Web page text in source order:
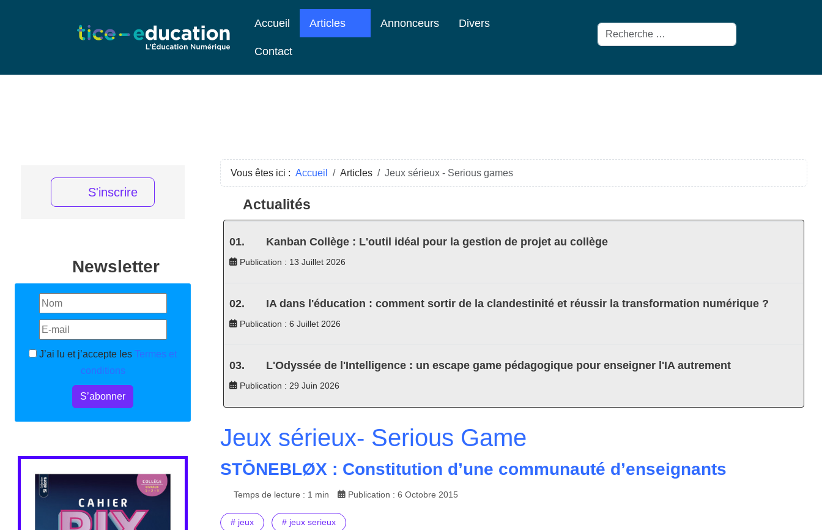
Accueil Articles Annonceurs Divers
Contact
Rechercher
S'inscrire
Newsletter
J’ai lu et j’accepte les Termes et
conditions
S’abonner
Vous êtes ici : Accueil Articles Jeux sérieux - Serious games
Actualités
Kanban Collège : L'outil idéal pour la gestion de projet au collège
Publication : 13 Juillet 2026
IA dans l'éducation : comment sortir de la clandestinité et réussir la transformation numérique ?
Publication : 6 Juillet 2026
L'Odyssée de l'Intelligence : un escape game pédagogique pour enseigner l'IA autrement
Publication : 29 Juin 2026
Jeux sérieux- Serious Game
STŌNEBLØX : Constitution d’une communauté d’enseignants
Temps de lecture : 1 min Publication : 6 Octobre 2015
# jeux # jeux serieux